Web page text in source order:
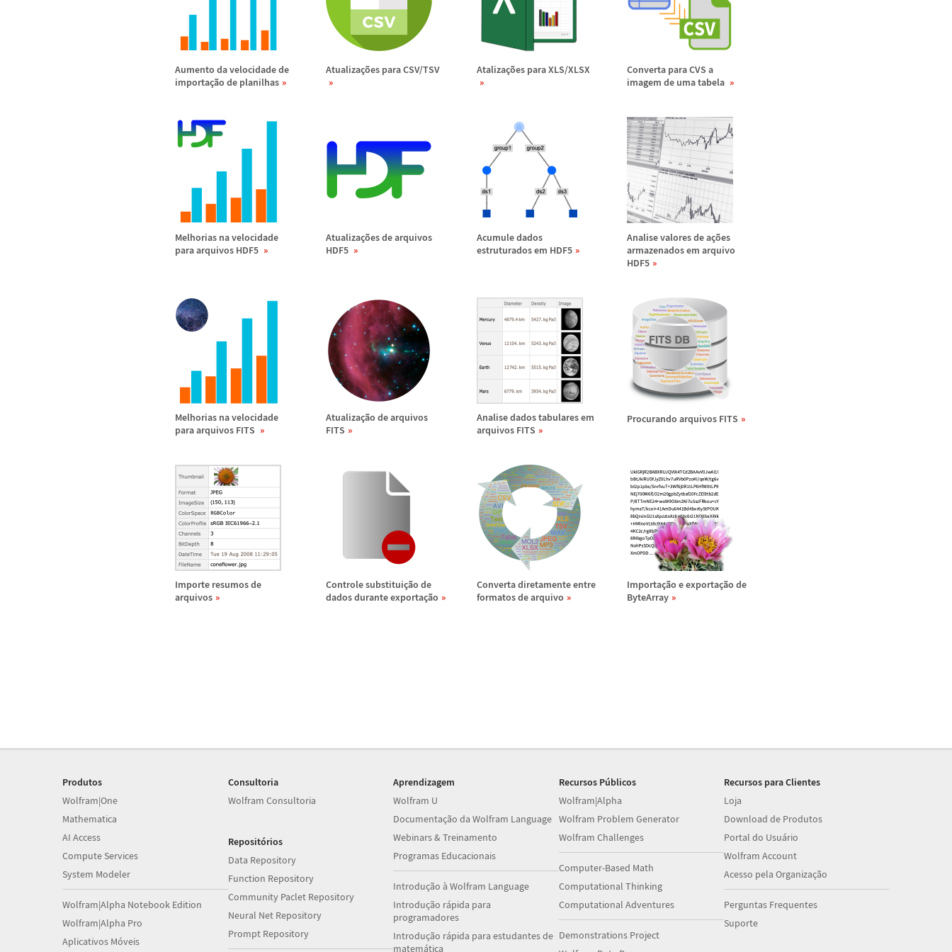
Aumento da velocidade de
importação de planilhas
Atualizações para CSV/TSV Atalizações para XLS/XLSX
Converta para CVS a
imagem de uma tabela
Melhorias na velocidade
para arquivos HDF5
Atualizações de arquivos
HDF5
Acumule dados
estruturados em HDF5
Analise valores de ações
armazenados em arquivo
HDF5
Melhorias na velocidade
para arquivos FITS
Atualização de arquivos
FITS
Analise dados tabulares em
arquivos FITS
Procurando arquivos FITS
Importe resumos de
arquivos
Controle substituição de
dados durante exportação
Converta diretamente entre
formatos de arquivo
Importação e exportação de
ByteArray
Produtos
Wolfram|One
Mathematica
AI Access
Compute Services
System Modeler
Wolfram|Alpha Notebook Edition
Wolfram|Alpha Pro
Aplicativos Móveis
Consultoria
Wolfram Consultoria
Repositórios
Data Repository
Function Repository
Community Paclet Repository
Neural Net Repository
Prompt Repository
Aprendizagem
Wolfram U
Documentação da Wolfram Language
Webinars & Treinamento
Programas Educacionais
Introdução à Wolfram Language
Introdução rápida para
programadores
Introdução rápida para estudantes de
matemática
Recursos Públicos
Wolfram|Alpha
Wolfram Problem Generator
Wolfram Challenges
Computer-Based Math
Computational Thinking
Computational Adventures
Demonstrations Project
Recursos para Clientes
Loja
Download de Produtos
Portal do Usuário
Wolfram Account
Acesso pela Organização
Perguntas Frequentes
Suporte